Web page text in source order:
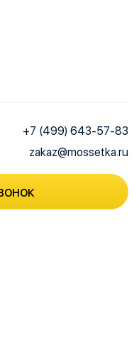
+7 (499) 643-57-83
zakaz@mossetka.ru